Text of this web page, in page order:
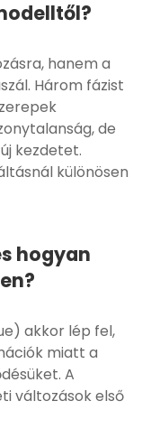
hanem a
Három fázist
de
kezdetet.
különösen
hogyan
akkor lép fel,
miatt a
A
változások első